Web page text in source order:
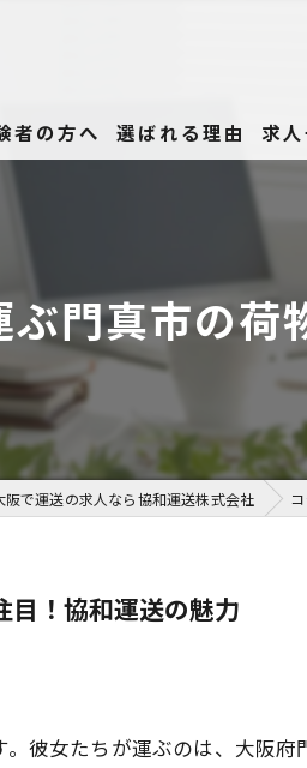
者の方へ 選ばれる理由 求
門真市の荷
阪で運送の求人なら協和運送株式会社
目！協和運送の魅力
彼女たちが運ぶのは、大阪